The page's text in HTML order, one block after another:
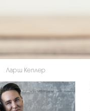
Ларш Кеплер